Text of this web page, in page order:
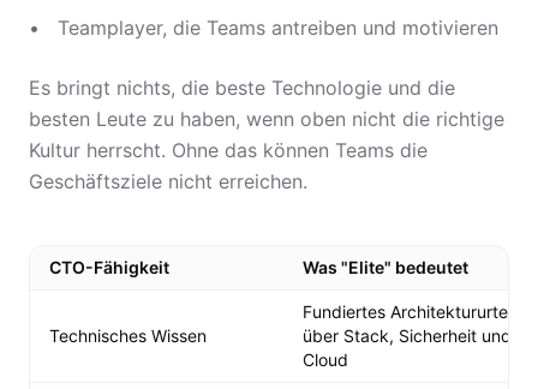
Teamplayer, die Teams antreiben und motivieren
Es bringt nichts, die beste Technologie und die
besten Leute zu haben, wenn oben nicht die richtige
Kultur herrscht. Ohne das können Teams die
Geschäftsziele nicht erreichen.
CTO-Fähigkeit Was "Elite" bedeutet
Technisches Wissen
Fundiertes Architektururteil
über Stack, Sicherheit und
Cloud